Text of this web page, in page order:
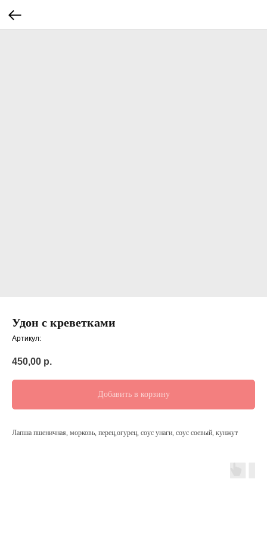
Удон с креветками
Артикул:
450,00 р.
Добавить в корзину
Лапша пшеничная, морковь, перец,огурец, соус унаги, соус соевый, кунжут